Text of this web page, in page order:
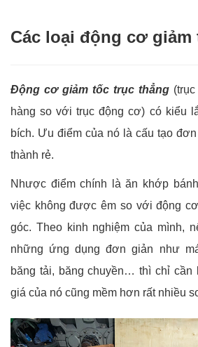
Các loại động cơ giảm
Động cơ giảm tốc trục thẳng
hàng so với trục động cơ) có kiểu
bích. Ưu điểm của nó là cấu tạo
thành rẻ.
Nhược điểm chính là ăn khớp
việc không được êm so với động
góc. Theo kinh nghiệm của mình,
những ứng dụng đơn giản như
băng tải, băng chuyền… thì chỉ cần
giá của nó cũng mềm hơn rất nhiều